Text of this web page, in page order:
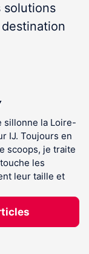
solutions
sillonne la Loire-
IJ. Toujours en
scoops, je traite
les
leur taille et